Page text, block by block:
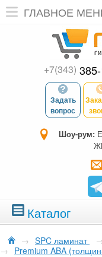
ГЛАВНОЕ
+7(343)
Задать
вопрос
Шоу-рум:
Каталог
→ SPC ламинат
→ Premium ABA